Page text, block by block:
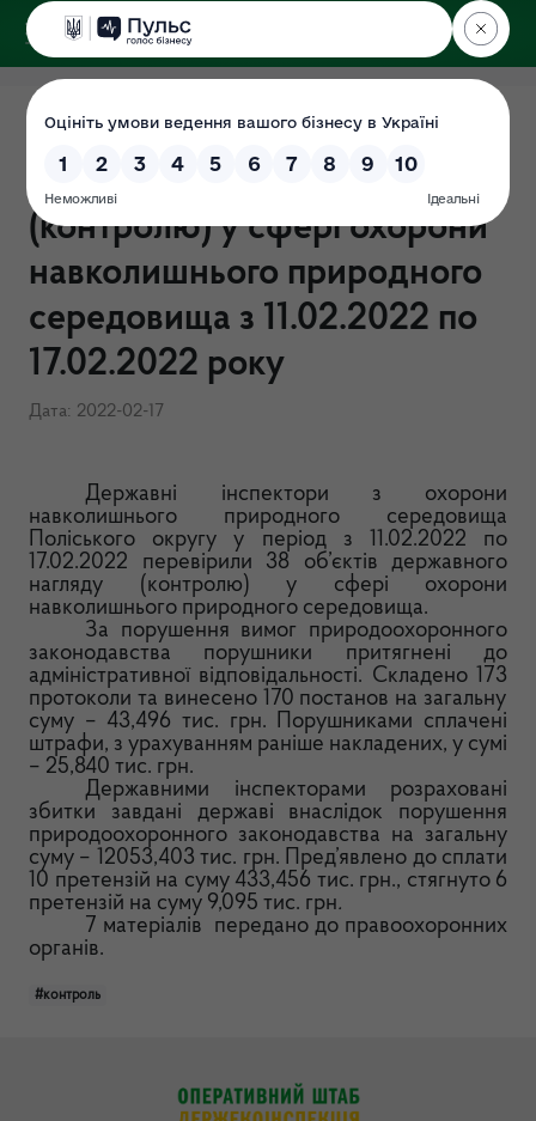
ДЕРЖЕКОІНСПЕКЦІЯ
Поліського округу
Результати здійснення
державного нагляду
(контролю) у сфері охорони
навколишнього природного
середовища з 11.02.2022 по
17.02.2022 року
Дата: 2022-02-17
Державні інспектори з охорони
навколишнього природного середовища
Поліського округу у період з
11.02.2022 по
17.02.2022 перевірили 38
об’єктів державного
нагляду (контролю) у сфері охорони
навколишнього природного середовища.
За порушення вимог природоохоронного
законодавства порушники притягнені до
адміністративної відповідальності. Складено 1 73
протоколи та винесено 170 постанов на загальну
суму – 43,496 тис. грн. Порушниками сплачені
штрафи, з урахуванням раніше накладених, у сумі
– 25,840 тис. грн.
Державними інспекторами розраховані
збитки завдані державі внаслідок порушення
природоохоронного законодавства на загальну
суму – 12053,403 тис. грн. Пред’явлено до сплати
10 претензій на суму 433,456 тис. грн., стягнуто 6
претензій на суму 9,095 тис. грн.
7 матеріалів
передано до правоохоронних
органів.
#контроль